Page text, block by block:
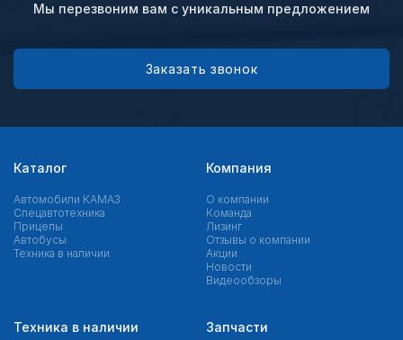
Мы перезвоним вам с уникальным предложением
Заказать звонок
Каталог
Автомобили КАМАЗ
Спецавтотехника
Прицепы
Автобусы
Техника в наличии
Компания
О компании
Команда
Лизинг
Отзывы о компании
Акции
Новости
Видеообзоры
Техника в наличии
Запчасти